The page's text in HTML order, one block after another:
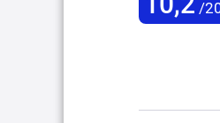
/